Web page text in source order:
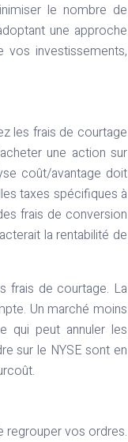
le nombre de
une approche
investissements,
les frais de courtage
une action sur
coût/avantage doit
taxes spécifiques à
frais de conversion
la rentabilité de
frais de courtage. La
Un marché moins
qui peut annuler les
sur le NYSE sont en
regrouper vos ordres.